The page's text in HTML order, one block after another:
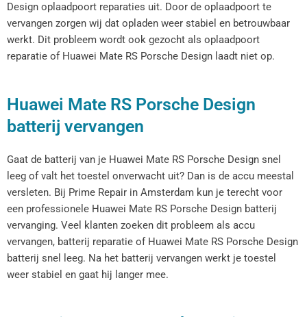
Design oplaadpoort reparaties uit. Door de oplaadpoort te
vervangen zorgen wij dat opladen weer stabiel en betrouwbaar
werkt. Dit probleem wordt ook gezocht als oplaadpoort
reparatie of Huawei Mate RS Porsche Design laadt niet op.
Huawei Mate RS Porsche Design
batterij vervangen
Gaat de batterij van je Huawei Mate RS Porsche Design snel
leeg of valt het toestel onverwacht uit? Dan is de accu meestal
versleten. Bij Prime Repair in Amsterdam kun je terecht voor
een professionele Huawei Mate RS Porsche Design batterij
vervanging. Veel klanten zoeken dit probleem als accu
vervangen, batterij reparatie of Huawei Mate RS Porsche Design
batterij snel leeg. Na het batterij vervangen werkt je toestel
weer stabiel en gaat hij langer mee.